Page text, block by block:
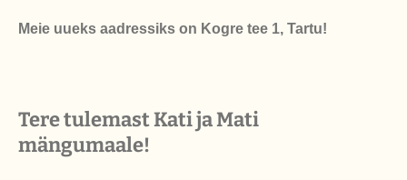
Meie uueks aadressiks on Kogre tee 1, Tartu!
Tere tulemast Kati ja Mati
mängumaale!